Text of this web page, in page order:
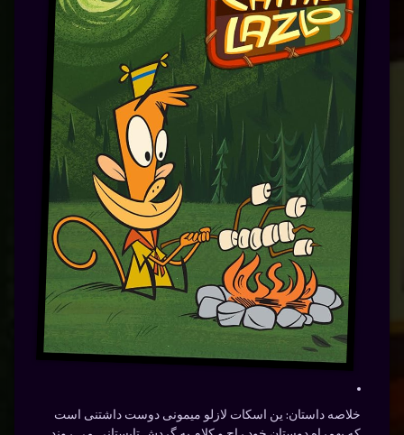
خلاصه داستان:ین اسکات لازلو میمونی دوست داشتنی است